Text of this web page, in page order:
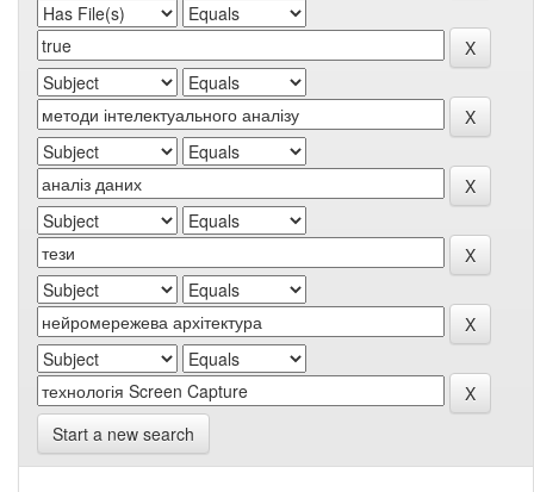
Start a new search